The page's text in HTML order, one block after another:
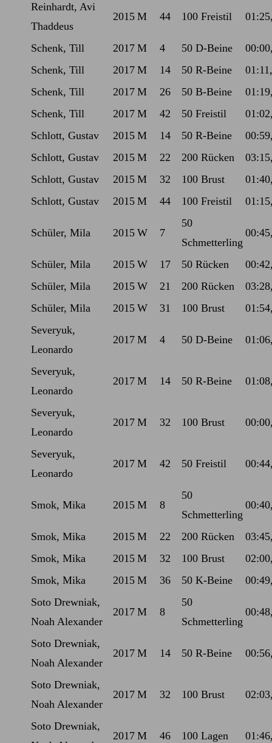
Reinhardt, Avi
Thaddeus
2015 M 44 100 Freistil
Schenk, Till 2017 M 4 50 D-Beine
Schenk, Till
2017 M 14 50 R-Beine
Schenk, Till
2017 M 26 50 B-Beine
Schenk, Till
2017 M 42 50 Freistil
Schlott, Gustav
2015 M 14 50 R-Beine
Schlott, Gustav
2015 M 22 200 Rücken
Schlott, Gustav
2015 M 32 100 Brust
Schlott, Gustav
2015 M 44 100 Freistil
Schüler, Mila 2015 W 7
50
Schmetterling
Schüler, Mila 2015 W 17 50 Rücken
Schüler, Mila
2015 W 21 200 Rücken
Schüler, Mila
2015 W 31 100 Brust
Severyuk,
Leonardo
2017 M 4 50 D-Beine
Severyuk,
Leonardo
2017 M 14 50 R-Beine
Severyuk,
Leonardo
2017 M 32 100 Brust
Severyuk,
Leonardo
2017 M 42 50 Freistil
Smok, Mika 2015 M 8
50
Schmetterling
Smok, Mika 2015 M 22 200 Rücken
Smok, Mika
2015 M 32 100 Brust
Smok, Mika
2015 M 36 50 K-Beine
Soto Drewniak,
Noah Alexander
2017 M 8
50
Schmetterling
Soto Drewniak,
Noah Alexander
2017 M 14 50 R-Beine
Soto Drewniak,
Noah Alexander
2017 M 32 100 Brust
Soto Drewniak,
2017 M 46 100 Lagen